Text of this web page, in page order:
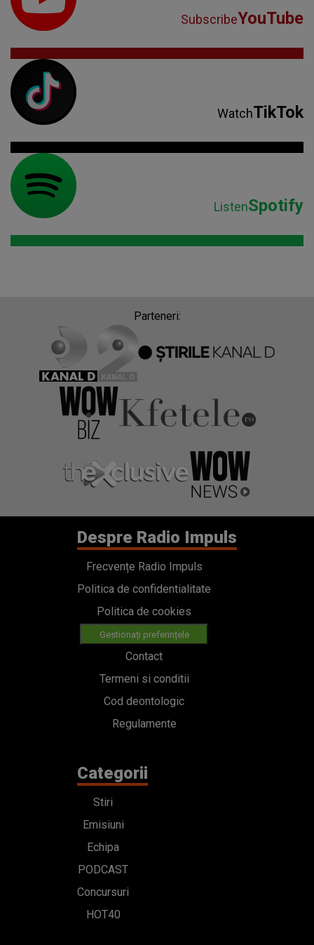
SubscribeYouTube
WatchTikTok
ListenSpotify
Parteneri:
Despre Radio Impuls
Frecvențe Radio Impuls
Politica de confidentialitate
Politica de cookies
Gestionați preferințele
Contact
Termeni si conditii
Cod deontologic
Regulamente
Categorii
Stiri
Emisiuni
Echipa
PODCAST
Concursuri
HOT40